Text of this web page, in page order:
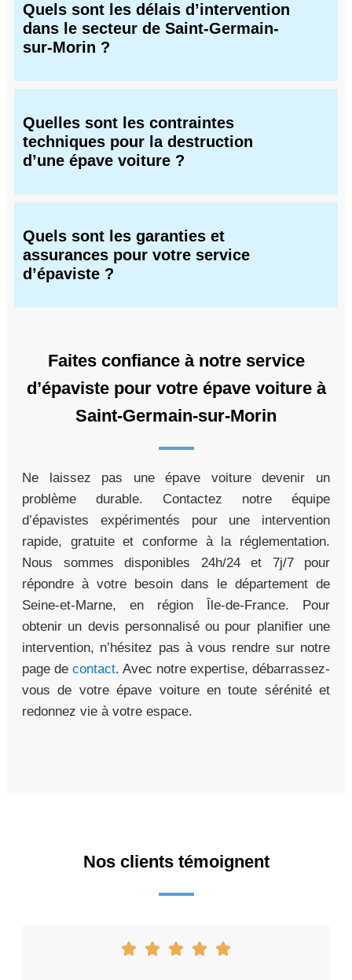
Quels sont les délais d’intervention
dans le secteur de Saint-Germain-
sur-Morin ?
Quelles sont les contraintes
techniques pour la destruction
d’une épave voiture ?
Quels sont les garanties et
assurances pour votre service
d’épaviste ?
Faites confiance à notre service
d’épaviste pour votre épave voiture à
Saint-Germain-sur-Morin
Ne laissez pas une épave voiture devenir un
problème durable. Contactez notre équipe
d’épavistes expérimentés pour une intervention
rapide, gratuite et conforme à la réglementation.
Nous sommes disponibles 24h/24 et 7j/7 pour
répondre à votre besoin dans le département de
Seine-et-Marne, en région Île-de-France. Pour
obtenir un devis personnalisé ou pour planifier une
intervention, n’hésitez pas à vous rendre sur notre
page de contact. Avec notre expertise, débarrassez-
vous de votre épave voiture en toute sérénité et
redonnez vie à votre espace.
Nos clients témoignent